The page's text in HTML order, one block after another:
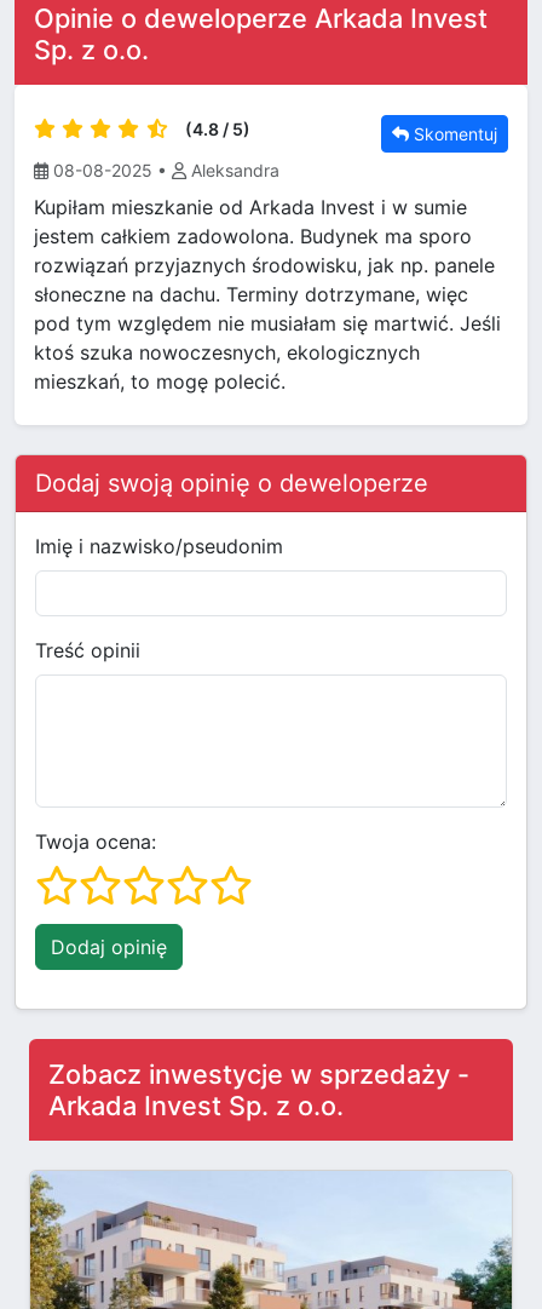
Opinie o deweloperze Arkada Invest
Sp. z o.o.
(4.8 / 5)
Skomentuj
08-08-2025 • Aleksandra
Kupiłam mieszkanie od Arkada Invest i w sumie
jestem całkiem zadowolona. Budynek ma sporo
rozwiązań przyjaznych środowisku, jak np. panele
słoneczne na dachu. Terminy dotrzymane, więc
pod tym względem nie musiałam się martwić. Jeśli
ktoś szuka nowoczesnych, ekologicznych
mieszkań, to mogę polecić.
Dodaj swoją opinię o deweloperze
Imię i nazwisko/pseudonim
Treść opinii
Twoja ocena:
Dodaj opinię
Zobacz inwestycje w sprzedaży -
Arkada Invest Sp. z o.o.